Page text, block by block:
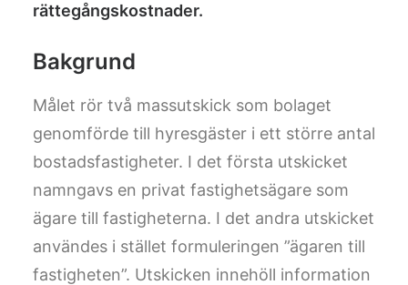
rättegångskostnader.
Bakgrund
Målet rör två massutskick som bolaget
genomförde till hyresgäster i ett större antal
bostadsfastigheter. I det första utskicket
namngavs en privat fastighetsägare som
ägare till fastigheterna. I det andra utskicket
användes i stället formuleringen ”ägaren till
fastigheten”. Utskicken innehöll information